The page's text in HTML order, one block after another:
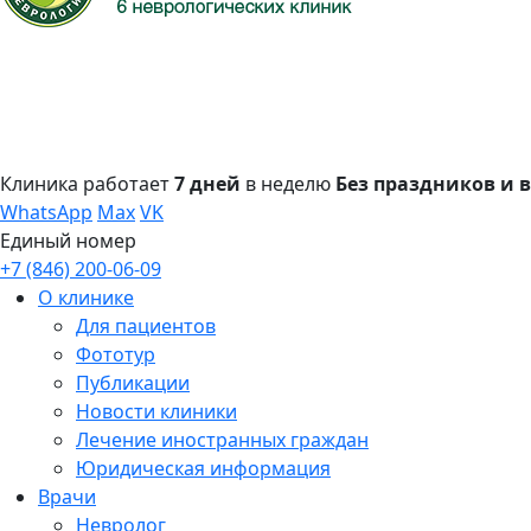
Клиника работает7 дней в неделю Без праздников и
WhatsApp MaxVK
Единый номер
+7 (846) 200-06-09
О клинике
Для пациентов
Фототур
Публикации
Новости клиники
Лечение иностранных граждан
Юридическая информация
Врачи
Невролог